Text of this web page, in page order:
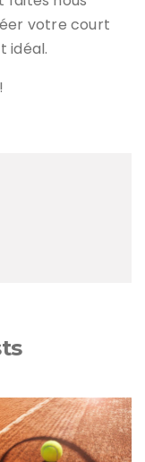
votre court
idéal.